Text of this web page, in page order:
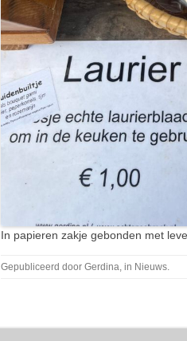
In papieren zakje gebonden met
Gepubliceerd door Gerdina , in Nieuws